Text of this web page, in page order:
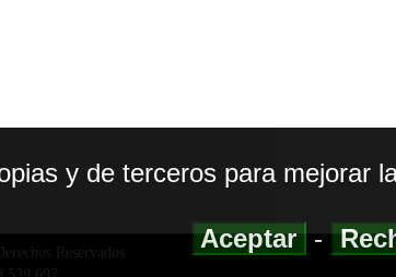
Reservados.
y de terceros para mejorar
Aceptar-